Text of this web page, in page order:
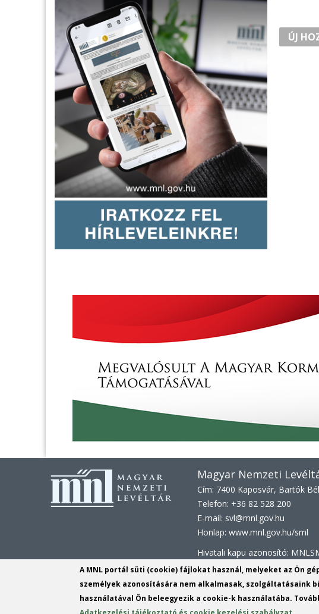
ÚJ
Magyar Nemzeti
Cím: 7400 Kaposvár, Bartók
Telefon: +36 82 528 200
E-mail: svl@mnl.gov.hu
Honlap: www.mnl.gov.hu/sml
Hivatali kapu azonosító:
KRID:161313779
KÉR azonosító:MNLSML
KRID: 113809158
A MNL portál süti (cookie) fájlokat használ, melyeket az Ön
személyek azonosítására nem alkalmasak, szolgáltatásaink
használatával Ön beleegyezik a cookie-k használatába.